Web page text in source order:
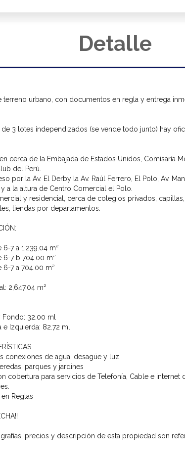
Detalle
terreno urbano, con documentos en regla y entrega
de 3 lotes independizados (se vende todo junto) hay
cerca de la Embajada de Estados Unidos, Comisaría
del Perú.
por la Av. El Derby la Av. Raúl Ferrero, El Polo, Av.
y a la altura de Centro Comercial el Polo.
y residencial, cerca de colegios privados, capillas,
tiendas por departamentos.
6-7 a 1,239.04 m²
6-7 b 704.00 m²
6-7 a 704.00 m²
2,647.04 m²
Fondo: 32.00 ml
e Izquierda: 82.72 ml
conexiones de agua, desagüe y luz
parques y jardines
cobertura para servicios de Telefonía, Cable e internet
en Reglas
precios y descripción de esta propiedad son